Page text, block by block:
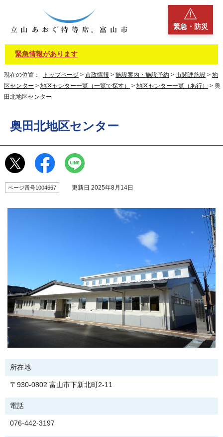
緊急・防災
緊急情報があります
現在の位置： トップページ > 市政情報 > 施設案内・施設予約 > 市関連施設 > 地
区センター > 地区センター一覧（一覧で探す） > 地区センター一覧（あ行）
> 奥
田北地区センター
奥田北地区センター
ページ番号1004667 更新日 2025年8月14日
所在地
〒930-0802 富山市下新北町2-11
電話
076-442-3197